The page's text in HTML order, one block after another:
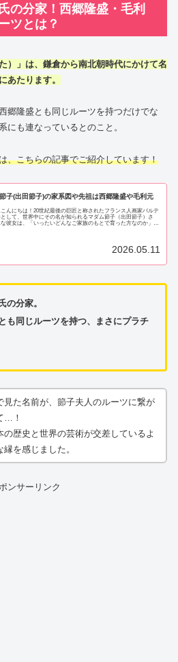
の分家！西郷隆盛・毛利
ツとは？
）」は、鎌倉から南北朝時代にかけて名
あたります。
郷隆盛とも同じルーツを持つだけでな
にも連なっているとのこと。
、こちらの記事でご紹介しています！
子(出田節子)の家系図や先祖は西郷隆盛や毛利元
んにちは！20世紀最後の巨匠と称されたフランス人画家バルテ
として、世界中にその名が知られるマダム節子（出田節子）さ
彼女は、「いったいどんなご家族のもとで育った方なのか」と
2026.05.11
の分家。
も同じルーツを持つ、まさにプラチ
見た名前が、節子夫人のルーツに繋が
…！
の歴史と世界の芸術が交差しているよ
を感じました。
ンサーリンク